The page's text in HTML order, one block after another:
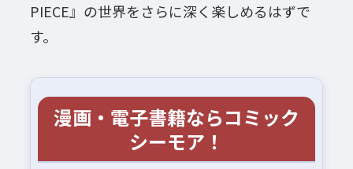
PIECE』の世界をさらに深く楽しめるはずで
す。
漫画・電子書籍ならコミック
シーモア！